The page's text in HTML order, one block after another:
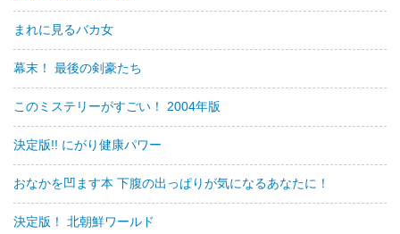
まれに見るバカ女
幕末！ 最後の剣豪たち
このミステリーがすごい！ 2004年版
決定版!! にがり健康パワー
おなかを凹ます本 下腹の出っぱりが気になるあなたに！
決定版！ 北朝鮮ワールド